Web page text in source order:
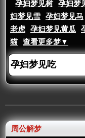
孕妇梦见树
孕妇梦
妇梦见雪
孕妇梦见马
老虎
孕妇梦见黄瓜
猫
查看更多梦▼
周公解梦